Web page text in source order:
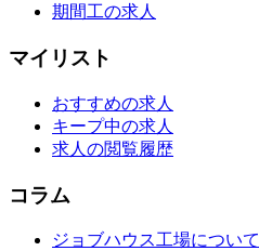
期間工の求人
マイリスト
おすすめの求人
キープ中の求人
求人の閲覧履歴
コラム
ジョブハウス工場について